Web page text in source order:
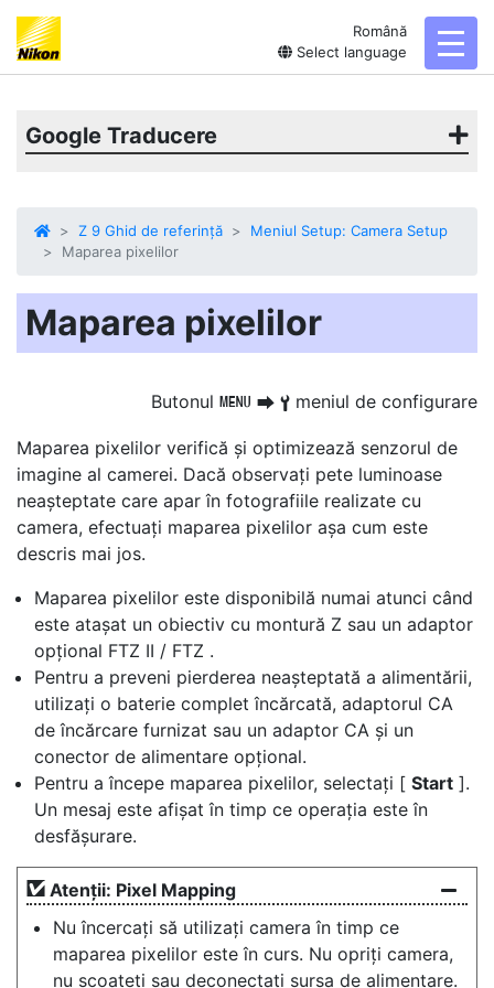
Română
Select language
Google Traducere
Z 9 Ghid de referință
Meniul Setup: Camera Setup
Maparea pixelilor
Maparea pixelilor
Butonul G U B meniul de configurare
Maparea pixelilor verifică și optimizează senzorul de
imagine al camerei. Dacă observați pete luminoase
neașteptate care apar în fotografiile realizate cu
camera, efectuați maparea pixelilor așa cum este
descris mai jos.
Maparea pixelilor este disponibilă numai atunci când
este atașat un obiectiv cu montură Z sau un adaptor
opțional FTZ II / FTZ .
Pentru a preveni pierderea neașteptată a alimentării,
utilizați o baterie complet încărcată, adaptorul CA
de încărcare furnizat sau un adaptor CA și un
conector de alimentare opțional.
Pentru a începe maparea pixelilor, selectați [ Start ].
Un mesaj este afișat în timp ce operația este în
desfășurare.
Atenții: Pixel Mapping
Nu încercați să utilizați camera în timp ce
maparea pixelilor este în curs. Nu opriți camera,
nu scoateți sau deconectați sursa de alimentare.